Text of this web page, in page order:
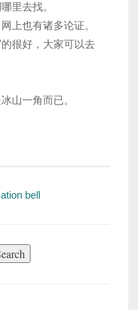
里去找。
上也有诸多论证。
很好，大家可以去
山一角而已。